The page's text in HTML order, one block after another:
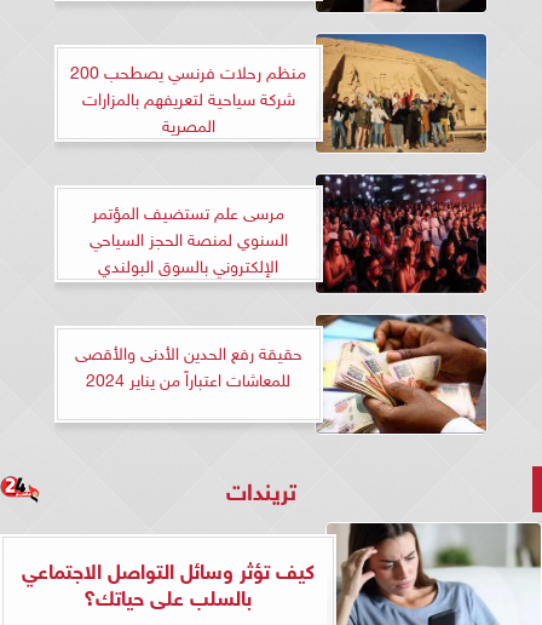
منظم رحلات فرنسي يصطحب 200
شركة سياحية لتعريفهم بالمزارات
المصرية
مرسى علم تستضيف المؤتمر
السنوي لمنصة الحجز السياحي
الإلكتروني بالسوق البولندي
حقيقة رفع الحدين الأدنى والأقصى
للمعاشات اعتباراً من يناير 2024
تريندات
كيف تؤثر وسائل التواصل الاجتماعي
بالسلب على حياتك؟